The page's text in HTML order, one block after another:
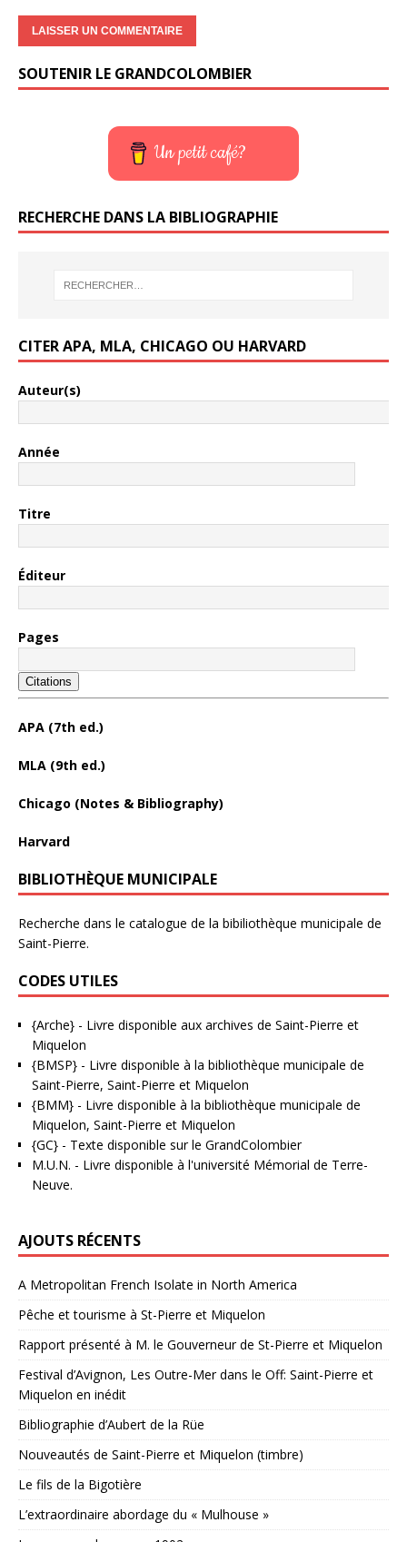
SOUTENIR LE GRANDCOLOMBIER
Un petit café?
RECHERCHE DANS LA BIBLIOGRAPHIE
CITER APA, MLA, CHICAGO OU HARVARD
Auteur(s)
Année
Titre
Éditeur
Pages
Citations
APA (7th ed.)
MLA (9th ed.)
Chicago (Notes & Bibliography)
Harvard
BIBLIOTHÈQUE MUNICIPALE
Recherche dans le catalogue de la bibiliothèque municipale de
Saint-Pierre.
CODES UTILES
{Arche} - Livre disponible aux archives de Saint-Pierre et
Miquelon
{BMSP} - Livre disponible à la bibliothèque municipale de
Saint-Pierre, Saint-Pierre et Miquelon
{BMM} - Livre disponible à la bibliothèque municipale de
Miquelon, Saint-Pierre et Miquelon
{GC} - Texte disponible sur le GrandColombier
M.U.N. - Livre disponible à l'université Mémorial de Terre-
Neuve.
AJOUTS RÉCENTS
A Metropolitan French Isolate in North America
Pêche et tourisme à St-Pierre et Miquelon
Rapport présenté à M. le Gouverneur de St-Pierre et Miquelon
Festival d’Avignon, Les Outre-Mer dans le Off: Saint-Pierre et
Miquelon en inédit
Bibliographie d’Aubert de la Rüe
Nouveautés de Saint-Pierre et Miquelon (timbre)
Le fils de la Bigotière
L’extraordinaire abordage du « Mulhouse »